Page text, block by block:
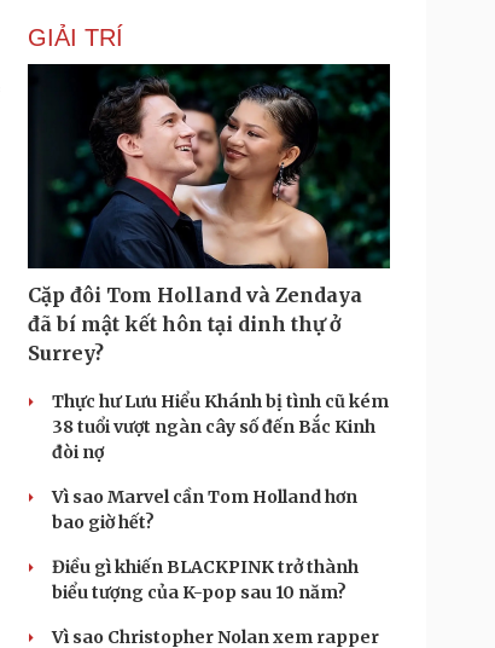
GIẢI TRÍ
Cặp đôi Tom Holland và Zendaya
đã bí mật kết hôn tại dinh thự ở
Surrey?
Thực hư Lưu Hiểu Khánh bị tình cũ kém
38 tuổi vượt ngàn cây số đến Bắc Kinh
đòi nợ
Vì sao Marvel cần Tom Holland hơn
bao giờ hết?
Điều gì khiến BLACKPINK trở thành
biểu tượng của K-pop sau 10 năm?
Vì sao Christopher Nolan xem rapper